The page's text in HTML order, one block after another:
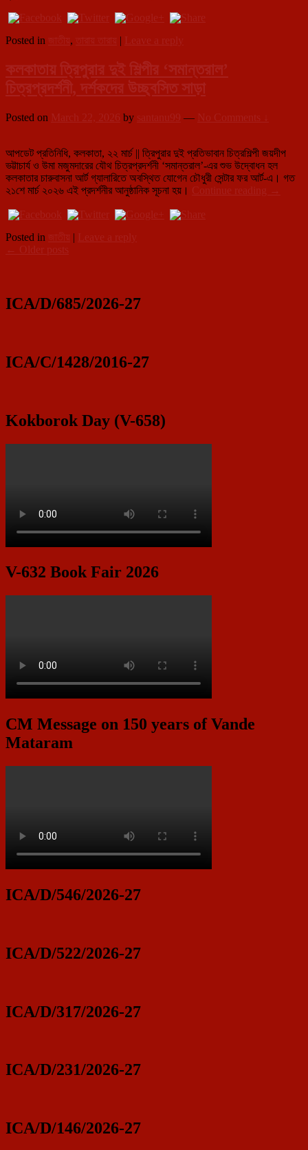
নীরবতা:
কিংবদন্তি
শিল্পী
আশা
ভোসলে,
হলো
যুগ,
শোকস্তব্ধ
সঙ্গীতজগৎ
Posted in জাতীয় , তারায় তারায় | Leave a reply
কলকাতায় ত্রিপুরার দুই শিল্পীর ‘সমান্তরাল’
চিত্রপ্রদর্শনী, দর্শকদের উচ্ছ্বসিত সাড়া
Posted on March 22, 2026 by santanu99 — No Comments ↓
আপডেট প্রতিনিধি, কলকাতা, ২২ মার্চ || ত্রিপুরার দুই প্রতিভাবান চিত্রশিল্পী জয়দীপ
ভট্টাচার্য ও উমা মজুমদারের যৌথ চিত্রপ্রদর্শনী ‘সমান্তরাল’-এর শুভ উদ্বোধন হল
কলকাতার চারুবাসনা আর্ট গ্যালারিতে অবস্থিত যোগেন চৌধুরী সেন্টার ফর আর্ট-এ। গত
২১শে মার্চ ২০২৬ এই প্রদর্শনীর আনুষ্ঠানিক সূচনা হয়। Continue reading কলকাতায়
→
Posted in জাতীয় | Leave a reply
Post
← Older posts
Widget
ICA/D/685/2026-27
ICA/C/1428/2016-27
Kokborok Day (V-658)
V-632 Book Fair 2026
CM Message on 150 years of Vande
Mataram
ICA/D/546/2026-27
ICA/D/522/2026-27
ICA/D/317/2026-27
ICA/D/231/2026-27
ICA/D/146/2026-27